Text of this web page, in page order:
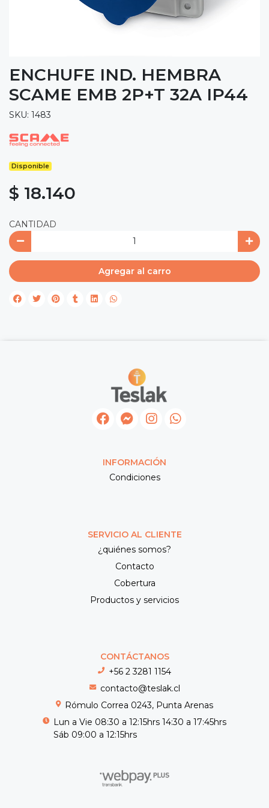
ENCHUFE IND. HEMBRA
SCAME EMB 2P+T 32A IP44
SKU: 1483
Disponible
$ 18.140
CANTIDAD
Agregar al carro
INFORMACIÓN
Condiciones
SERVICIO AL CLIENTE
¿quiénes somos?
Contacto
Cobertura
Productos y servicios
CONTÁCTANOS
+56 2 3281 1154
contacto@teslak.cl
Rómulo Correa 0243, Punta Arenas
Lun a Vie 08:30 a 12:15hrs 14:30 a 17:45hrs
Sáb 09:00 a 12:15hrs